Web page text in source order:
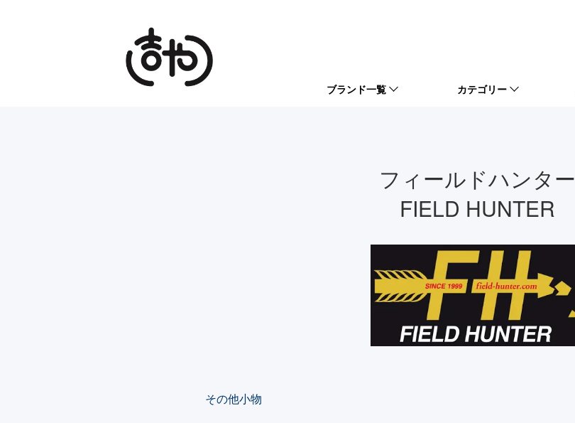
ブランド一覧 カテゴリー
フィールドハンター
FIELD HUNTER
その他小物